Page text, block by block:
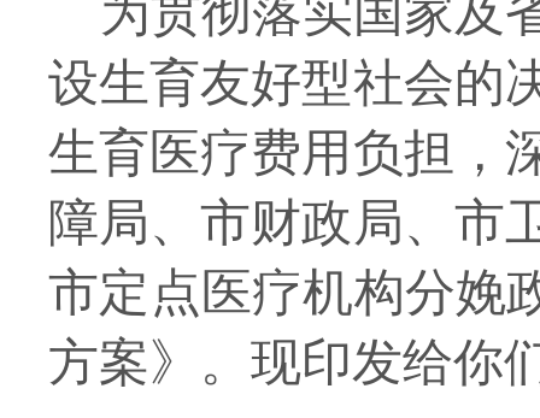
为贯彻落实国家及
设生育友好型社会的
生育医疗费用负担，
障局、市财政局、市
市定点医疗机构分娩
方案》。现印发给你